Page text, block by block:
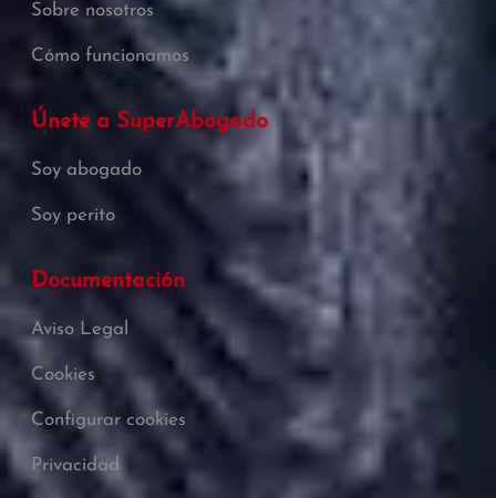
Sobre nosotros
Cómo funcionamos
Únete a SuperAbogado
Soy abogado
Soy perito
Documentación
Aviso Legal
Cookies
Configurar cookies
Privacidad